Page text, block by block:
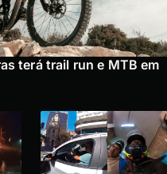
terá trail run e MTB em